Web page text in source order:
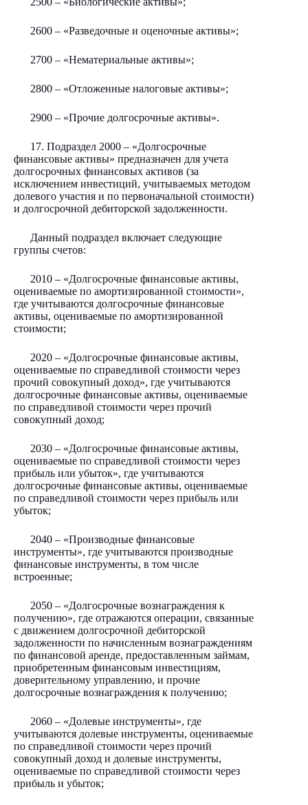
2600 – «Разведочные и оценочные активы»;
2700 – «Нематериальные активы»;
2800 – «Отложенные налоговые активы»;
2900 – «Прочие долгосрочные активы».
17. Подраздел 2000 – «Долгосрочные
финансовые активы» предназначен для учета
долгосрочных финансовых активов (за
исключением инвестиций, учитываемых методом
долевого участия и по первоначальной стоимости)
и долгосрочной дебиторской задолженности.
Данный подраздел включает следующие
группы счетов:
2010 – «Долгосрочные финансовые активы,
оцениваемые по амортизированной стоимости»,
где учитываются долгосрочные финансовые
активы, оцениваемые по амортизированной
стоимости;
2020 – «Долгосрочные финансовые активы,
оцениваемые по справедливой стоимости через
прочий совокупный доход», где учитываются
долгосрочные финансовые активы, оцениваемые
по справедливой стоимости через прочий
совокупный доход;
2030 – «Долгосрочные финансовые активы,
оцениваемые по справедливой стоимости через
прибыль или убыток», где учитываются
долгосрочные финансовые активы, оцениваемые
по справедливой стоимости через прибыль или
убыток;
2040 – «Производные финансовые
инструменты», где учитываются производные
финансовые инструменты, в том числе
встроенные;
2050 – «Долгосрочные вознаграждения к
получению», где отражаются операции, связанные
с движением долгосрочной дебиторской
задолженности по начисленным вознаграждениям
по финансовой аренде, предоставленным займам,
приобретенным финансовым инвестициям,
доверительному управлению, и прочие
долгосрочные вознаграждения к получению;
2060 – «Долевые инструменты», где
учитываются долевые инструменты, оцениваемые
по справедливой стоимости через прочий
совокупный доход и долевые инструменты,
оцениваемые по справедливой стоимости через
прибыль и убыток;